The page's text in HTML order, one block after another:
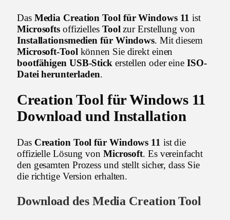
Das Media Creation Tool für Windows 11 ist
Microsofts offizielles Tool zur Erstellung von
Installationsmedien für Windows. Mit diesem
Microsoft-Tool können Sie direkt einen
bootfähigen USB-Stick erstellen oder eineISO-
Datei herunterladen.
Creation Tool für Windows 11
Download und Installation
Das Creation Tool für Windows 11 ist die
offizielle Lösung von Microsoft. Es vereinfacht
den gesamten Prozess und stellt sicher, dass Sie
die richtige Version erhalten.
Download des Media Creation Tool